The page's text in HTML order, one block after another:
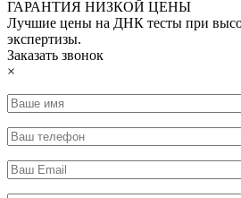
ГАРАНТИЯ НИЗКОЙ ЦЕНЫ
Лучшие цены на ДНК тесты при
экспертизы.
Заказать звонок
×